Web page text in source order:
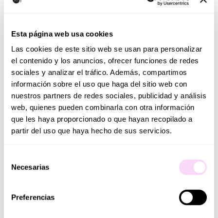
Esta página web usa cookies
Las cookies de este sitio web se usan para personalizar
el contenido y los anuncios, ofrecer funciones de redes
sociales y analizar el tráfico. Además, compartimos
información sobre el uso que haga del sitio web con
nuestros partners de redes sociales, publicidad y análisis
web, quienes pueden combinarla con otra información
que les haya proporcionado o que hayan recopilado a
partir del uso que haya hecho de sus servicios.
Necesarias
Preferencias
Gift set: una muñeca de 40 cm, con un bonito
gorro y un pijama a juego con cierre por
contacto en la parte delantera. Viene con su
propio chupete cosido al pijama y su biberón
mágico que se “llena y se vacía” al girar el
biberón.
Se puede lavar a mano con facilidad con agua
Ayuda a su desarrollo afectivo y emocional
además fomenta habilidades sociales de cuidados
al imaginar que tienen que cuidarla y alimentarla
simulando ser su padre o madre ¡Con ellos la